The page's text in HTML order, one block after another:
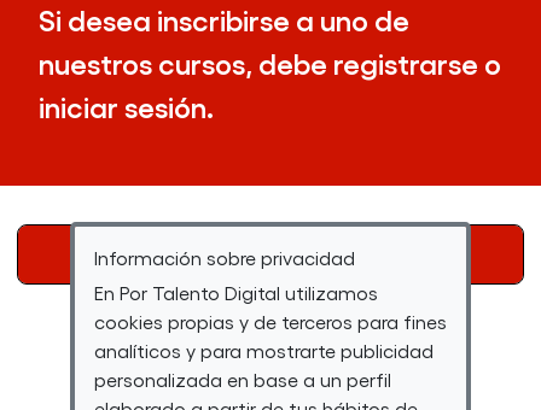
Información sobre privacidad
En Por Talento Digital utilizamos
cookies propias y de terceros para fines
analíticos y para mostrarte publicidad
personalizada en base a un perfil
Si desea inscribirse a uno de
nuestros cursos, debe registrarse o
iniciar sesión.
INICIAR SESIÓN REGISTRATE
Requisitos